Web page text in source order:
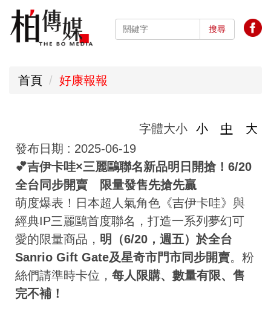
跳
到
搜尋
首頁 好康報報
字體大小 小 中
大
發布日期 : 2025-06-19
💕吉伊卡哇×三麗鷗聯名新品明日開搶！6/20
全台同步開賣 限量發售先搶先贏
萌度爆表！日本超人氣角色《吉伊卡哇》與
經典IP三麗鷗首度聯名，打造一系列夢幻可
愛的限量商品， 明（6/20，週五）於全台
Sanrio Gift Gate及星奇市門市同步開賣。粉
絲們請準時卡位， 每人限購、數量有限、售
完不補！